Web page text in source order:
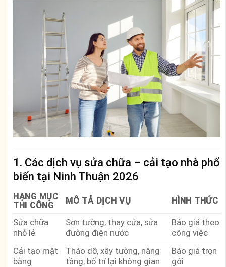
1. Các dịch vụ sửa chữa – cải tạo nhà phổ
biến tại Ninh Thuận 2026
HẠNG MỤC
THI CÔNG
MÔ TẢ DỊCH VỤ HÌNH THỨC
Sửa chữa
nhỏ lẻ
Sơn tường, thay cửa, sửa
đường điện nước
Báo giá theo
công việc
Cải tạo mặt
bằng
Tháo dỡ, xây tường, nâng
tầng, bố trí lại không gian
Báo giá trọn
gói